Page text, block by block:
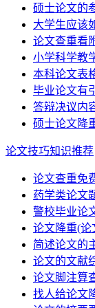
硕士论文的
大学生应该
论文查重看
小学科学教
本科论文表
毕业论文有
答辩决议内
硕士论文降
论文技巧知识推荐
论文查重免
药学类论文
警校毕业论
论文降重(论
简述论文的
论文的文献
论文脚注算
找人给论文